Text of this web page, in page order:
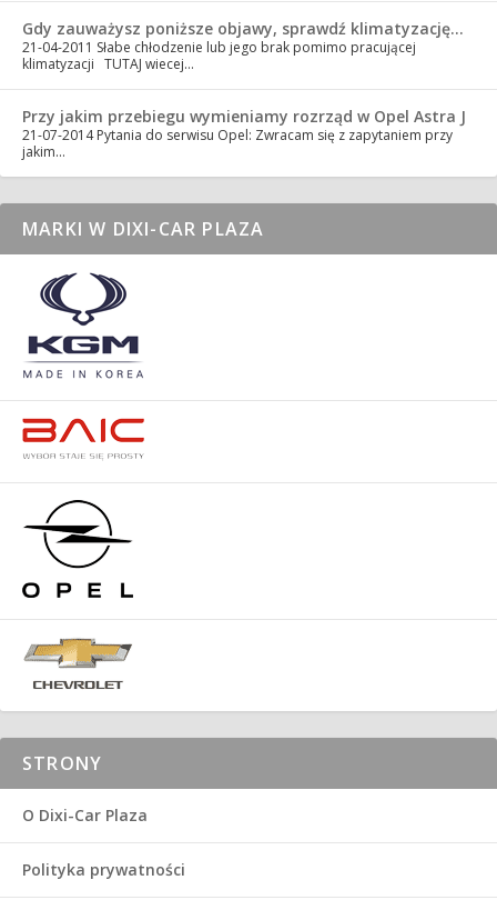
Gdy zauważysz poniższe objawy, sprawdź klimatyzację…
21-04-2011 Słabe chłodzenie lub jego brak pomimo pracującej
klimatyzacji TUTAJ wiecej…
Przy jakim przebiegu wymieniamy rozrząd w Opel Astra J
21-07-2014 Pytania do serwisu Opel: Zwracam się z zapytaniem przy
jakim…
MARKI W DIXI-CAR PLAZA
STRONY
O Dixi-Car Plaza
Polityka prywatności